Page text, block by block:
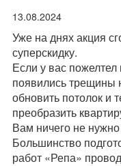
13.08.2024
Уже на днях акция
суперскидку.
Если у вас пожелтел
появились трещины
обновить потолок и
преобразить
Вам ничего не нужно
Большинство
работ «Репа»